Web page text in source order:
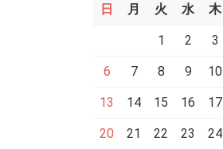
日 月 火 水 木
1 2 3
6 7 8 9 10
13 14 15 16 17
20 21 22 23 24